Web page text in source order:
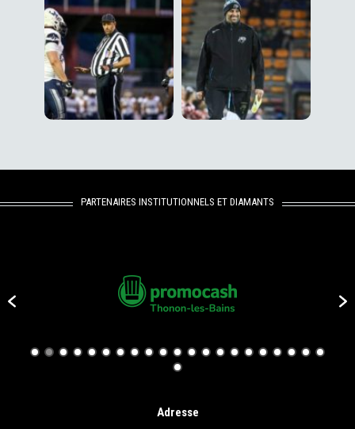
PARTENAIRES INSTITUTIONNELS ET DIAMANTS
Adresse